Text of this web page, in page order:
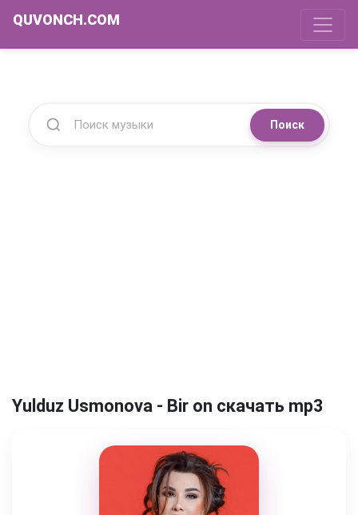
QUVONCH.COM
Поиск
Yulduz Usmonova - Bir on скачать mp3